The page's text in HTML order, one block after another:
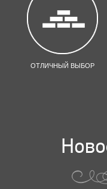
ОТЛИЧНЫЙ ВЫБОР